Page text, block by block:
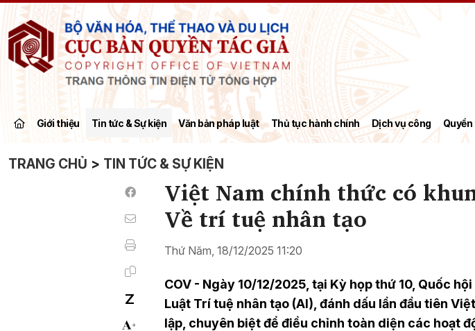
Giới thiệu Tin tức & Sự kiện Văn bản pháp luật Thủ tục hành chính Dịch vụ công
TRANG CHỦ > TIN TỨC & SỰ KIỆN
Việt Nam chính thức có
Về trí tuệ nhân tạo
Thứ Năm, 18/12/2025 11:20
COV - Ngày 10/12/2025, tại Kỳ họp thứ 10, Quốc
Luật Trí tuệ nhân tạo (AI), đánh dấu lần đầu tiên
lập, chuyên biệt để điều chỉnh toàn diện các hoạt